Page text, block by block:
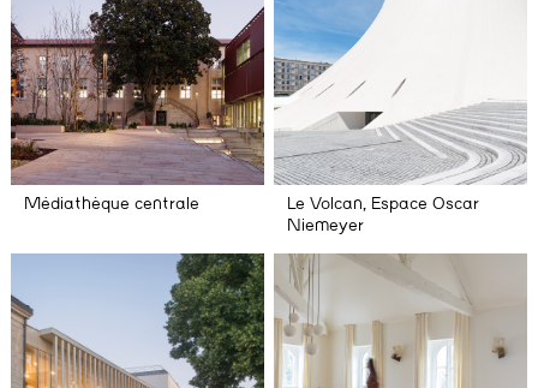
Médiathèque centrale
Le Volcan, Espace Oscar
Niemeyer